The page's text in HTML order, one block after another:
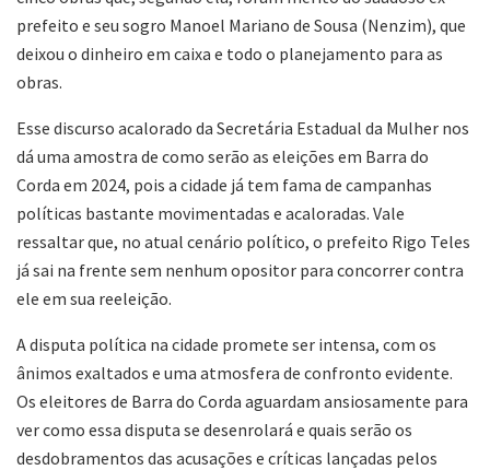
prefeito e seu sogro Manoel Mariano de Sousa (Nenzim), que
deixou o dinheiro em caixa e todo o planejamento para as
obras.
Esse discurso acalorado da Secretária Estadual da Mulher nos
dá uma amostra de como serão as eleições em Barra do
Corda em 2024, pois a cidade já tem fama de campanhas
políticas bastante movimentadas e acaloradas. Vale
ressaltar que, no atual cenário político, o prefeito Rigo Teles
já sai na frente sem nenhum opositor para concorrer contra
ele em sua reeleição.
A disputa política na cidade promete ser intensa, com os
ânimos exaltados e uma atmosfera de confronto evidente.
Os eleitores de Barra do Corda aguardam ansiosamente para
ver como essa disputa se desenrolará e quais serão os
desdobramentos das acusações e críticas lançadas pelos